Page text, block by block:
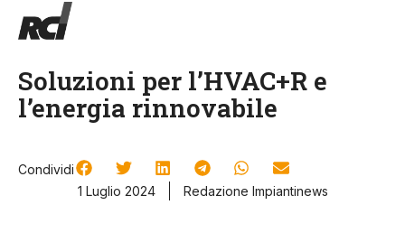
Soluzioni per l’HVAC+R e
l’energia rinnovabile
Condividi
1 Luglio 2024
Redazione Impiantinews